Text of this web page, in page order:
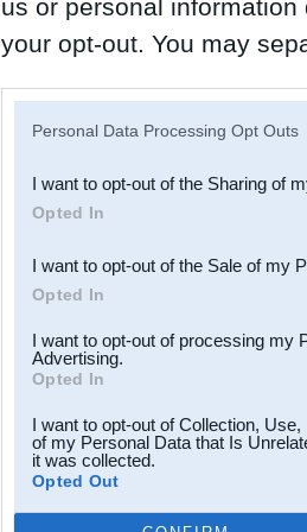
us or personal
your opt-out. You may
Downstream Participants
third parties.
Personal Data Processing Opt Outs
I want to opt-out of the Sharing of
Opted In
I want to opt-out of the Sale of my
Opted In
I want to opt-out of processing my
Advertising.
Opted In
I want to opt-out of Collection,
of my Personal Data that Is
it was collected.
Opted Out